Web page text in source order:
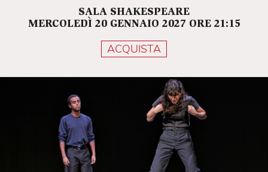
Mettetevi scomodi che, come in ogni vita mal
organizzata, può succedere di tutto.
SALA SHAKESPEARE
MERCOLEDÌ 20 GENNAIO 2027 ORE 21:15
ACQUISTA